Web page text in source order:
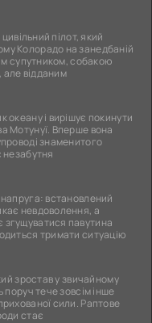
пілот, який
Колорадо на занедбаній
супутником, собакою
відданим
океану і вирішує покинути
Мотунуї. Вперше вона
знаменитого
незабутня
встановлений
невдоволення, а
згущуватися павутина
тримати ситуацію
зростав у звичайному
поруч тече зовсім інше
сили. Раптове
стає